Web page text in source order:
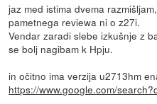
jaz med istima dvema
pametnega reviewa ni o z27i.
Vendar zaradi slebe izkušnje z
se bolj nagibam k Hpju.
in očitno ima verzija u2713hm
https://www.google.com/